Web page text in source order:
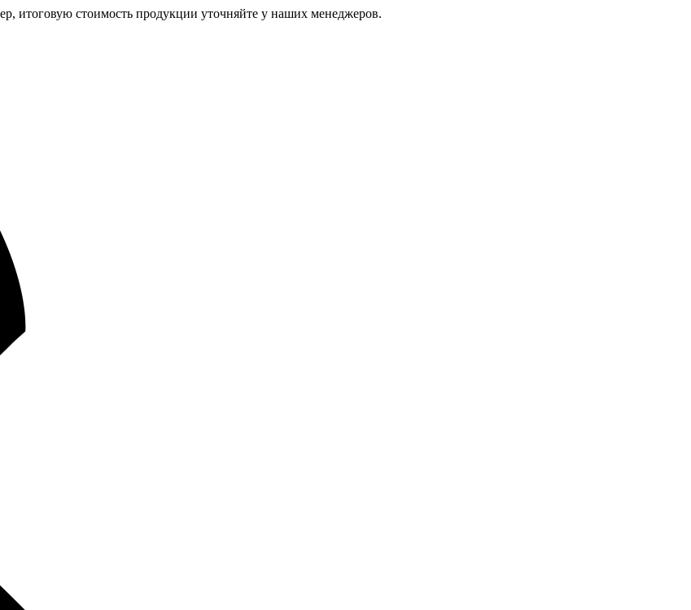
итоговую стоимость продукции уточняйте у наших менеджеров.